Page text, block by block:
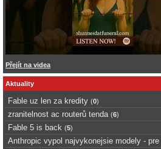
Přejít na videa
Aktuality
Fable uz len za kredity (0)
zranitelnost ac routerů tenda (6)
Fable 5 is back (5)
Anthropic vypol najvykonejsie modely -